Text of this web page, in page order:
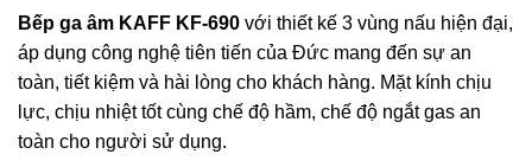
Bếp ga âm KAFF KF-690 với thiết kế 3 vùng nấu hiện đại,
áp dụng công nghệ tiên tiến của Đức mang đến sự an
toàn, tiết kiệm và hài lòng cho khách hàng. Mặt kính chịu
lực, chịu nhiệt tốt cùng chế độ hầm, chế độ ngắt gas an
toàn cho người sử dụng.